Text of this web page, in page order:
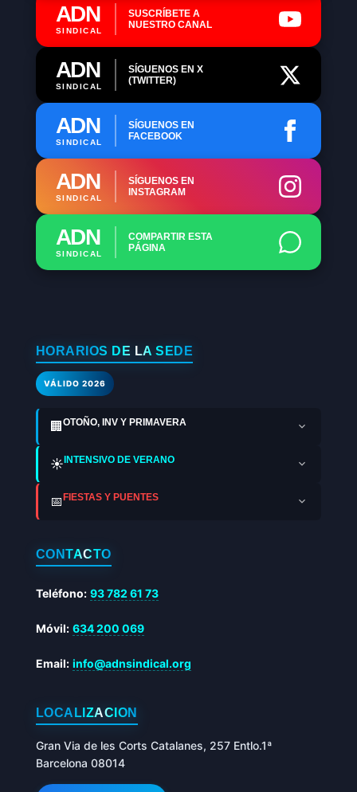
ADN
SINDICAL
SUSCRÍBETE A
NUESTRO CANAL
ADN
SINDICAL
SÍGUENOS EN X
(TWITTER)
ADN
SINDICAL
SÍGUENOS EN
FACEBOOK
ADN
SINDICAL
SÍGUENOS EN
INSTAGRAM
ADN
SINDICAL
COMPARTIR ESTA
PÁGINA
HORARIOS DE LA SEDE
VÁLIDO 2026
🏢OTOÑO, INV Y PRIMAVERA
☀️ INTENSIVO DE VERANO
📅 FIESTAS Y PUENTES
CONTACTO
Teléfono: 93 782 61 73
Móvil: 634 200 069
Email: info@adnsindical.org
LOCALIZACIÓN
Gran Via de les Corts Catalanes, 257 Entlo.1ª
Barcelona 08014